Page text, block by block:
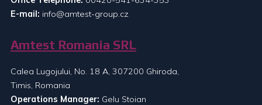
E-mail: info@amtest-group.cz
Amtest Romania SRL
Calea Lugojului, No. 18 A, 307200 Ghiroda,
Timis, Romania
Operations Manager: Gelu Stoian